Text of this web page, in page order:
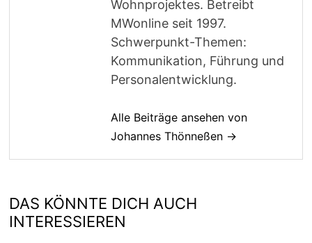
Wohnprojektes. Betreibt
MWonline seit 1997.
Schwerpunkt-Themen:
Kommunikation, Führung und
Personalentwicklung.
Alle Beiträge ansehen von
Johannes Thönneßen →
DAS KÖNNTE DICH AUCH
INTERESSIEREN